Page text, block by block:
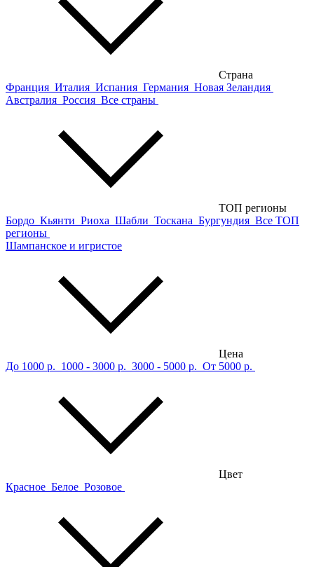
Страна
Франция Италия Испания Германия Новая Зеландия
Австралия Россия Все страны
ТОП регионы
Бордо Кьянти Риоха Шабли Тоскана Бургундия Все ТОП
регионы
Шампанское и игристое
Цена
До 1000 р. 1000 - 3000 р. 3000 - 5000 р. От 5000 р.
Цвет
Красное Белое Розовое